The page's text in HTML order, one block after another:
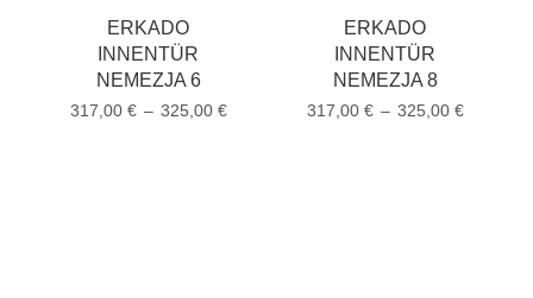
ERKADO
INNENTÜR
NEMEZJA 6
317,00 € – 325,00 €
ERKADO
INNENTÜR
NEMEZJA 8
317,00 € – 325,00 €